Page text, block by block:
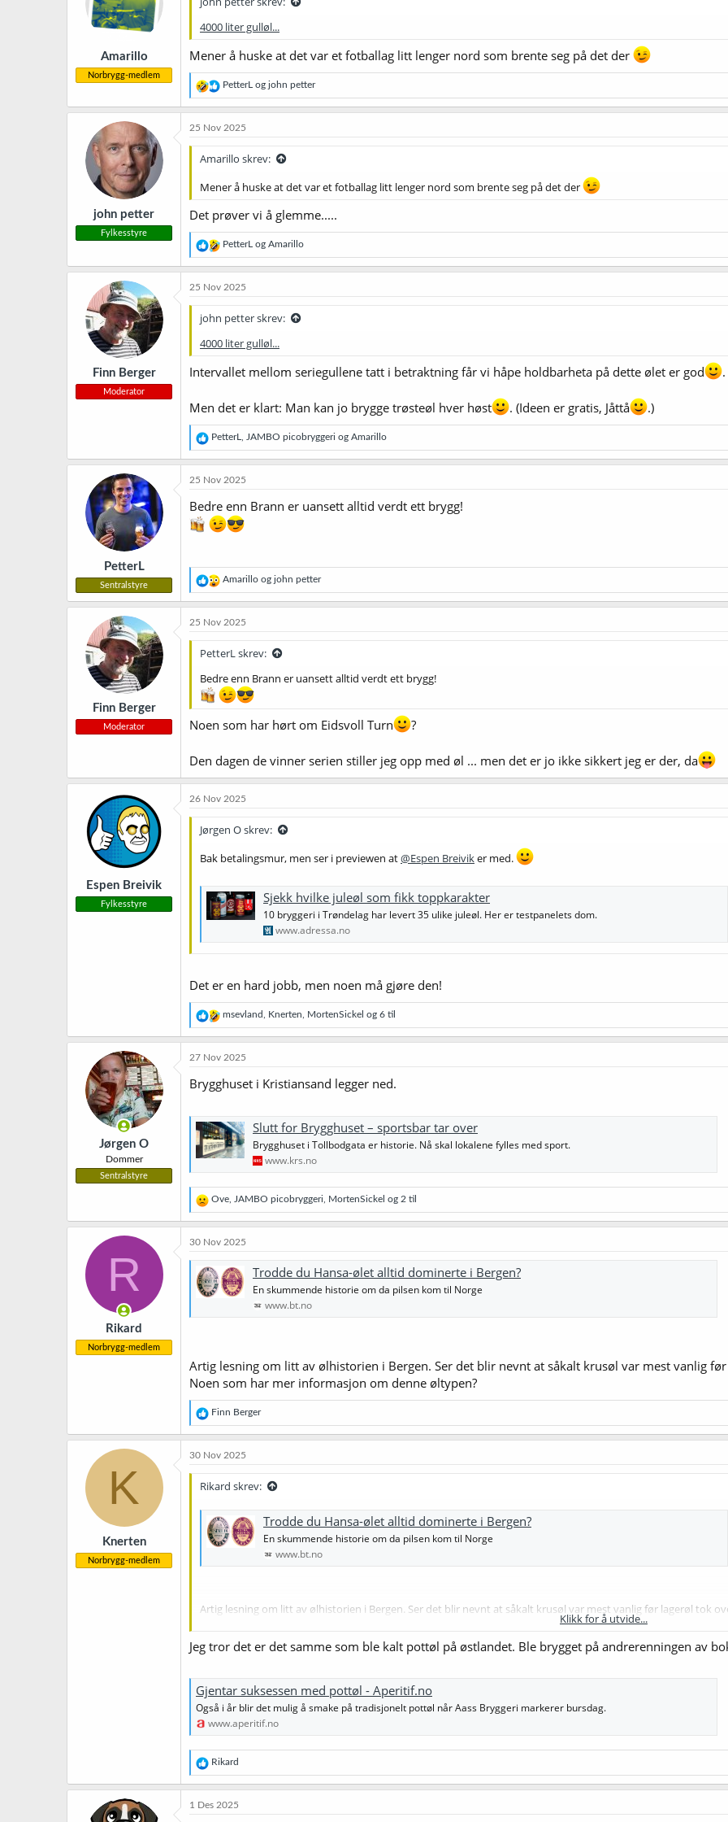
o
e
:
Amarillo
Norbrygg-medlem
4000 liter gulløl...
Mener å huske at det var et fotballag litt lenger nord som brente seg på det der
R
e
a
k
j
o
e
:
PetterL og john petter
john petter
Fylkesstyre
25 Nov 2025
Amarillo skrev:
Mener å huske at det var et fotballag litt lenger nord som brente seg på det der
Det prøver vi å glemme.....
R
e
a
k
j
o
e
:
PetterL og Amarillo
Finn Berger
Moderator
25 Nov 2025
john petter skrev:
4000 liter gulløl...
Intervallet mellom seriegullene tatt i betraktning får vi håpe holdbarheta på dette ølet er god .
Men det er klart: Man kan jo brygge trøsteøl hver høst . (Ideen er gratis, Jåttå .)
R
e
a
o
n
:
PetterL JAMBO picobryggeri og Amarillo
PetterL
Sentralstyre
25 Nov 2025
Bedre enn Brann er uansett alltid verdt ett brygg!
R
e
a
k
j
o
e
r
Amarillo og john petter
Finn Berger
Moderator
25 Nov 2025
PetterL skrev:
Bedre enn Brann er uansett alltid verdt ett brygg!
Noen som har hørt om Eidsvoll Turn ?
Den dagen de vinner serien stiller jeg opp med øl ... men det er jo ikke sikkert jeg er der, da
Espen Breivik
Fylkesstyre
26 Nov 2025
Jørgen O skrev:
Bak betalingsmur, men ser i previewen at@Espen Breiviker med.
Sjekk hvilke juleøl som fikk toppkarakter
10 bryggeri i Trøndelag har levert 35 ulike juleøl. Her er testpanelets dom.
www.adressa.no
Det er en hard jobb, men noen må gjøre den!
R
e
a
k
j
o
r
:
msevland Knerten MortenSickel og 6 til
Jørgen O
Dommer
Sentralstyre
27 Nov 2025
Brygghuset i Kristiansand legger ned.
Slutt for Brygghuset – sportsbar tar over
Brygghuset i Tollbodgata er historie. Nå skal lokalene fylles med sport.
www.krs.no
R
e
a
j
o
n
Ove, JAMBO picobryggeri, MortenSickel og 2 til
R
Rikard
Norbrygg-medlem
30 Nov 2025
Trodde du Hansa-ølet alltid dominerte i Bergen?
En skummende historie om da pilsen kom til Norge
www.bt.no
Artig lesning om litt av ølhistorien i Bergen. Ser det blir nevnt at såkalt krusøl var mest vanlig
Noen som har mer informasjon om denne øltypen?
R
e
a
j
o
e
r
:
Finn Berger
K
Knerten
Norbrygg-medlem
30 Nov 2025
Rikard skrev:
Trodde du Hansa-ølet alltid dominerte i Bergen?
En skummende historie om da pilsen kom til Norge
www.bt.no
Artig lesning om litt av ølhistorien i Bergen. Ser det blir nevnt at såkalt krusøl var mest vanlig før lagerøl tok
Klikk for å utvide...
Jeg tror det er det samme som ble kalt pottøl på østlandet. Ble brygget på andrerenningen av
Gjentar suksessen med pottøl - Aperitif.no
Også i år blir det mulig å smake på tradisjonelt pottøl når Aass Bryggeri markerer bursdag.
www.aperitif.no
R
e
a
Rikard
1 Des 2025